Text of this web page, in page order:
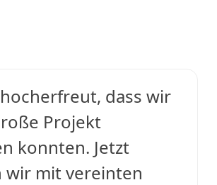
dass wir
Projekt
konnten. Jetzt
wir mit vereinten